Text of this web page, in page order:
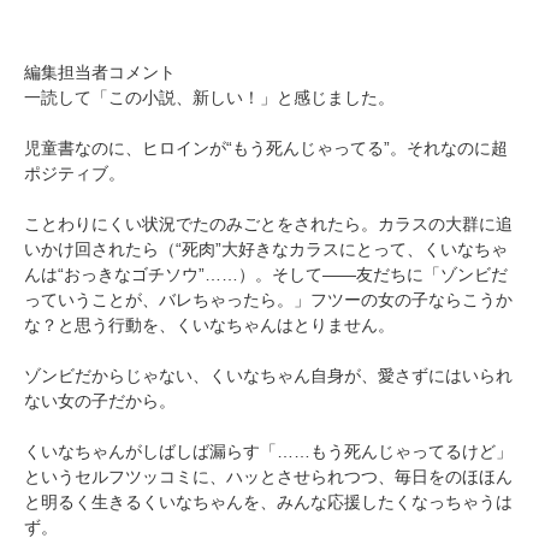
編集担当者コメント
一読して「この小説、新しい！」と感じました。
児童書なのに、ヒロインが“もう死んじゃってる”。それなのに超
ポジティブ。
ことわりにくい状況でたのみごとをされたら。カラスの大群に追
いかけ回されたら（“死肉”大好きなカラスにとって、くいなちゃ
んは“おっきなゴチソウ”……）。そして――友だちに「ゾンビだ
っていうことが、バレちゃったら。」フツーの女の子ならこうか
な？と思う行動を、くいなちゃんはとりません。
ゾンビだからじゃない、くいなちゃん自身が、愛さずにはいられ
ない女の子だから。
くいなちゃんがしばしば漏らす「……もう死んじゃってるけど」
というセルフツッコミに、ハッとさせられつつ、毎日をのほほん
と明るく生きるくいなちゃんを、みんな応援したくなっちゃうは
ず。